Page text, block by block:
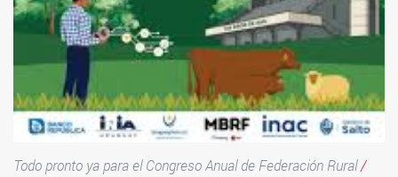
Todo pronto ya para el Congreso Anual de Federación Rural/